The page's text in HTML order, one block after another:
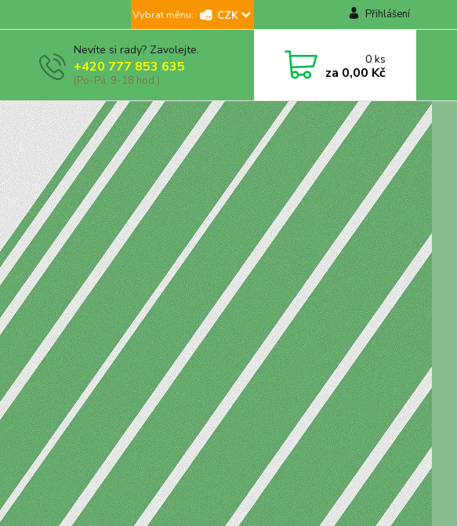
CZK Přihlášení
Nevíte si rady? Zavolejte.
+420 777 853 635
(Po-Pá, 9-18 hod.)
0ks
za 0,00 Kč